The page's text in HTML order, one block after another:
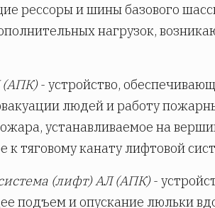
рессоры и шины базового
нагрузок,
(АПК)- устройство,
людей и работу
устанавливаемое на
к тяговому канату лифтовой
(лифт) АЛ (АПК)-
подъем и опускание люльки